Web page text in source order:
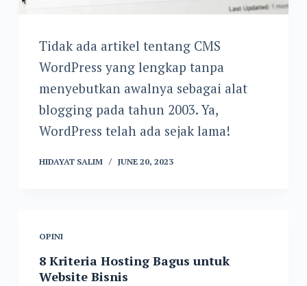
Tidak ada artikel tentang CMS
WordPress yang lengkap tanpa
menyebutkan awalnya sebagai alat
blogging pada tahun 2003. Ya,
WordPress telah ada sejak lama!
HIDAYAT SALIM JUNE 20, 2023
OPINI
8 Kriteria Hosting Bagus untuk
Website Bisnis